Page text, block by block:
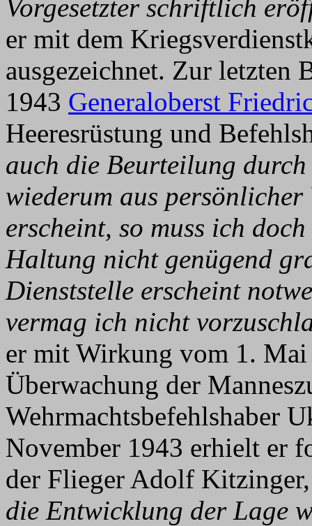
Vorgesetzter schriftlich
er mit dem
ausgezeichnet. Zur letzten
1943 Generaloberst
Heeresrüstung und
auch die Beurteilung
wiederum aus
erscheint, so muss ich
Haltung nicht genügend
Dienststelle erscheint
vermag ich nicht
er mit Wirkung vom 1.
Überwachung der
Wehrmachtsbefehlshaber
November 1943 erhielt er
der Flieger Adolf
die Entwicklung der Lage